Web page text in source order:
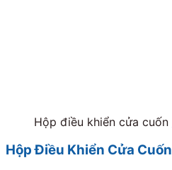
Hộp điều khiển cửa cuốn
Hộp Điều Khiển Cửa